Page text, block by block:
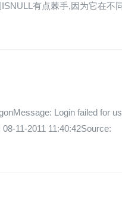
有点棘手,因为它在不
Login failed for
11-2011 11:40:42Source: